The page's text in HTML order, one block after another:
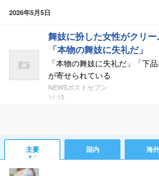
2026年5月5日
舞妓に扮した女性がクリ
「本物の舞妓に失礼だ」
「本物の舞妓に失礼だ」「下
が寄せられている
NEWSポストセブン
11:15
主要 国内 海外